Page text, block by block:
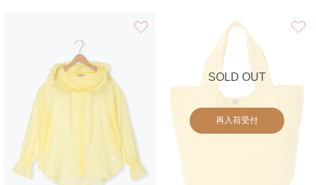
SOLD OUT
再入荷受付